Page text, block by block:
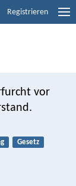
Registrieren
vor
Gesetz